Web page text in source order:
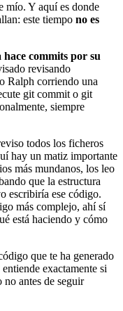
mío. Y aquí es donde
este tiempo no es
commits por su
revisando
Ralph corriendo una
git commit o git
siempre
todos los ficheros
hay un matiz importante
más mundanos, los leo
que la estructura
escribiría ese código.
más complejo, ahí sí
está haciendo y cómo
que te ha generado
exactamente si
no antes de seguir